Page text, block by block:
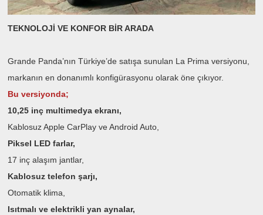
TEKNOLOJİ VE KONFOR BİR ARADA
Grande Panda’nın Türkiye’de satışa sunulan La Prima versiyonu,
markanın en donanımlı konfigürasyonu olarak öne çıkıyor.
Bu versiyonda;
10,25 inç multimedya ekranı,
Kablosuz Apple CarPlay ve Android Auto,
Piksel LED farlar,
17 inç alaşım jantlar,
Kablosuz telefon şarjı,
Otomatik klima,
Isıtmalı ve elektrikli yan aynalar,